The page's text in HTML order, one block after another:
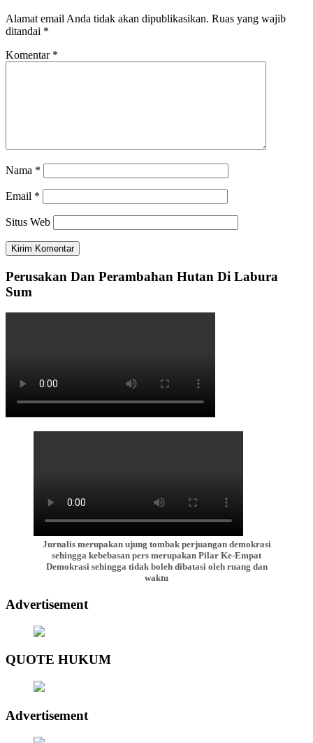
Alamat email Anda tidak akan dipublikasikan. Ruas yang wajib
ditandai *
Komentar *
Nama *
Email *
Situs Web
Perusakan Dan Perambahan Hutan Di Labura
Sum
Jurnalis merupakan ujung tombak perjuangan demokrasi
sehingga kebebasan pers merupakan Pilar Ke-Empat
Demokrasi sehingga tidak boleh dibatasi oleh ruang dan
waktu
Advertisement
QUOTE HUKUM
Advertisement